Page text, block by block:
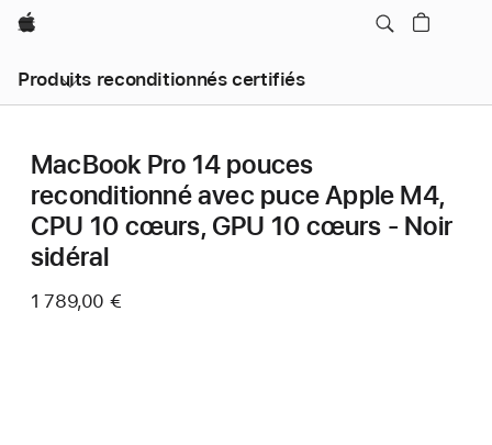
Apple
Produits reconditionnés certifiés
MacBook Pro 14 pouces
reconditionné avec puce Apple M4,
CPU 10 cœurs, GPU 10 cœurs - Noir
sidéral
1 789,00 €